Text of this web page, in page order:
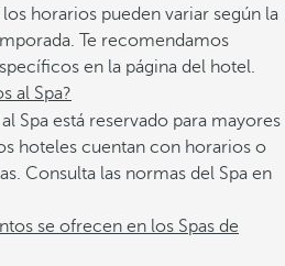
horarios pueden variar según la
Te recomendamos
en la página del hotel.
al Spa?
Spa está reservado para mayores
hoteles cuentan con horarios o
Consulta las normas del Spa en
se ofrecen en los Spas de